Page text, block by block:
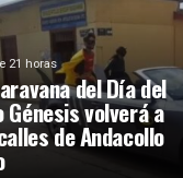
21 horas
del Día del
Génesis volverá a
de Andacollo